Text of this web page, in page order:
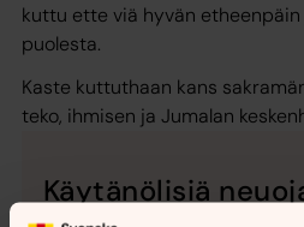
kuttu ette viä hyvän
puolesta.
Kaste kuttuthaan kans
teko, ihmisen ja Jumalan
Käytänölisiä